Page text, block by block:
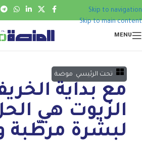
Skip to navigation
Skip to main content
MENU
تحت الرئيسي موضة
مع بداية
الزيوت هي
لبشرة مرطّبة